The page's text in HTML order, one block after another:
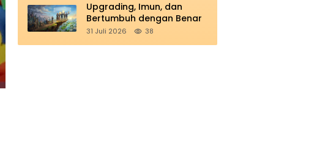
Upgrading, Imun, dan
Bertumbuh dengan Benar
31 Juli 2026 38